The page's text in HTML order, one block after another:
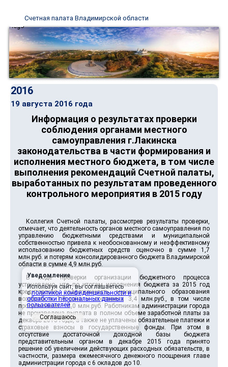
Счетная палата Владимирской области
2016
19 августа 2016 года
Информация о результатах проверки
соблюдения органами местного
самоуправления г.Лакинска
законодательства в части формирования и
исполнения местного бюджета, в том числе
выполнения рекомендаций Счетной палаты,
выработанных по результатам проведенного
контрольного мероприятия в 2015 году
Коллегия Счетной палаты, рассмотрев результаты проверки,
отмечает, что деятельность органов местного самоуправления по
управлению бюджетными средствами и муниципальной
собственностью привела к необоснованному и неэффективному
использованию бюджетных средств оценочно в сумме 1,7
млн.руб. и потерям консолидированного бюджета Владимирской
области в сумме 4,9 млн.руб.
В ходе проверки организации бюджетного процесса
установлено, что по итогам исполнения бюджета за 2015 год
кредиторская задолженность муниципального образования
возросла в 1,8 раза и составила 3,4 млн.руб., в том числе
просроченная – 2,0 млн.руб. Работникам администрации города
не произведена выплата в полном объеме заработной платы за
декабрь 2015 года, а также не уплачены обязательные платежи и
страховые взносы в государственные фонды. При этом в
отсутствие достаточной доходной базы бюджета
представительным органом в декабре 2015 года принято
решение об увеличении действующих расходных обязательств, в
частности, размера ежемесячного денежного поощрения главе
администрации города с 6 окладов до 10.
Уведомление
Используя сайт, вы соглашаетесь
сполитикой конфиденциальности и
обработки персональных данных
пользователей.
Соглашаюсь